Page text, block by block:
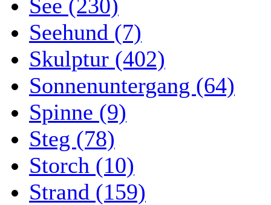
See (230)
Seehund (7)
Skulptur (402)
Sonnenuntergang (64)
Spinne (9)
Steg (78)
Storch (10)
Strand (159)